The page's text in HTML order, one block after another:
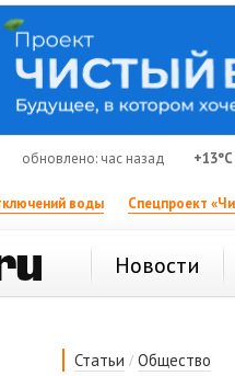
обновлено: час назад +13°C
воды Спецпроект
Новости
Статьи /Общество